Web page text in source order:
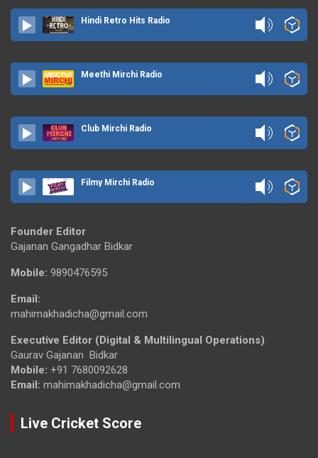
Hindi Retro Hits Radio
Meethi Mirchi Radio
Club Mirchi Radio
Filmy Mirchi Radio
Founder Editor
Gajanan Gangadhar Bidkar
Mobile: 9890476595
Email:
mahimakhadicha@gmail.com
Executive Editor (Digital & Multilingual Operations)
Gaurav Gajanan Bidkar
Mobile: +91 7680092628
Email: mahimakhadicha@gmail.com
Live Cricket Score